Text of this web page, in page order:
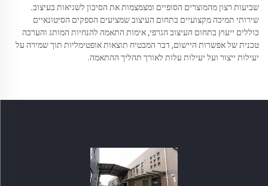
שביעות רצון מהמוצרים הסופיים ומצמצמות את הסיכון לשגיאות בעיצוב.
שירותי תמיכה מקצועיים בתחום העיצוב שמציעים הספקים הסיטונאיים
כוללים ייעוץ בתחום העיצוב הגרפי, אימות התאמה להנחיות המותג והערכה
טכנית של אפשרות היישום, דבר המבטיח תוצאות אופטימליות תוך שמירה על
יעילות ייצור ועל יעילות עלות לאורך תהליך ההתאמה.